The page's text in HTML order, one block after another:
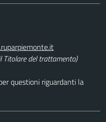
Titolare del trattamento)
questioni riguardanti la